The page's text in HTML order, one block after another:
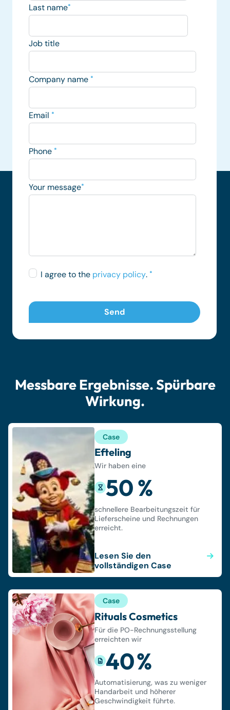
Last name*
Job title
Company name *
Email *
Phone *
Your message*
I agree to the privacy policy. *
Messbare Ergebnisse. Spürbare
Wirkung.
Case
Efteling
Wir haben eine
50 %
schnellere Bearbeitungszeit für
Lieferscheine und Rechnungen
erreicht.
Lesen Sie den
vollständigen Case
Case
Rituals Cosmetics
Für die PO-Rechnungsstellung
erreichten wir
40 %
Automatisierung, was zu weniger
Handarbeit und höherer
Geschwindigkeit führte.